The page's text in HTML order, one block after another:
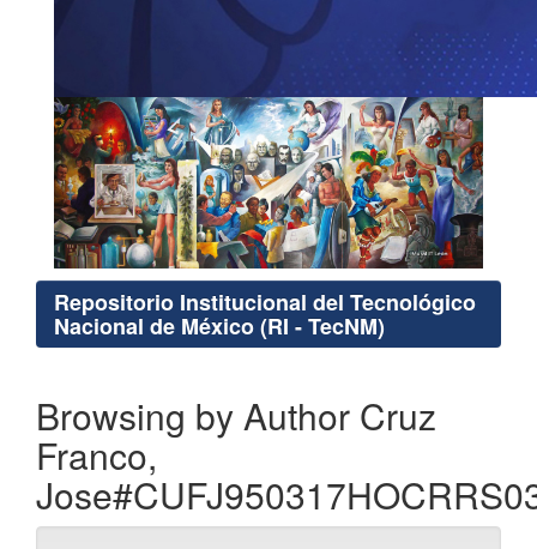
Repositorio Institucional del Tecnológico
Nacional de México (RI - TecNM)
Browsing by Author Cruz
Franco,